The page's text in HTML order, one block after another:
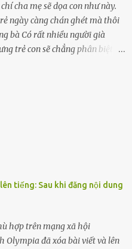
cha mẹ sẽ dọa con như này.
ngày càng chán ghét mà thôi
bà Có rất nhiều người già
trẻ con sẽ chẳng phân biệt
không nghe lời, cảnh sát
hội và gặp nguy hiểm. Trẻ con
còn nhỏ nên dù có phạm sai
Nhưng nếu người lớn tuổi
tiếng: Sau khi đăng nội dung
hợp trên mạng xã hội
Olympia đã xóa bài viết và lên